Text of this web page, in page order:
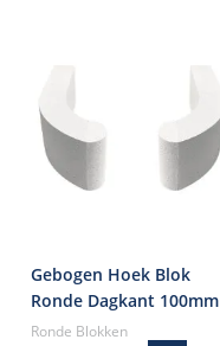
Gebogen Hoek Blok
Ronde Dagkant 100mm
Ronde Blokken